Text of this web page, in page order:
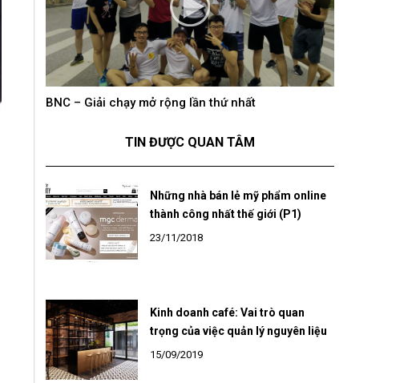
BNC – Giải chạy mở rộng lần thứ nhất
Không khí cổ vũ U23 Việt Nam tại BNC Group trên
Những nhà bán lẻ mỹ phẩm online
Kinh doanh café: Vai trò quan